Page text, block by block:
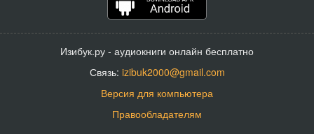
Изибук.ру - аудиокниги онлайн бесплатно
Связь: izibuk2000@gmail.com
Версия для компьютера
Правообладателям